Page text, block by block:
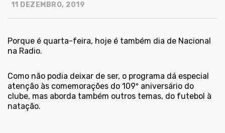
11 DEZEMBRO, 2019
Porque é quarta-feira, hoje é também dia de Nacional
na Radio.
Como não podia deixar de ser, o programa dá especial
atenção às comemorações do 109º aniversário do
clube, mas aborda também outros temas, do futebol à
natação.